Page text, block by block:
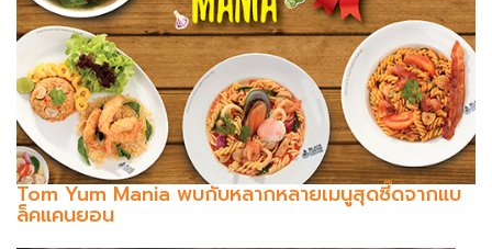
Tom Yum Mania พบกับหลากหลายเมนูสุดซี๊ดจากแบ
ล็คแคนยอน